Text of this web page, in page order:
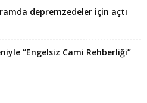
depremzedeler için açtı
“Engelsiz Cami Rehberliği”